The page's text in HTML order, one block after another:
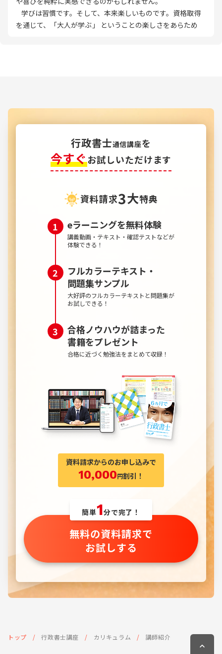
学びは習慣です。そして、本来楽しいものです。資格取得
を通じて、「大人が学ぶ」 ということの楽しさをあらため
行政書士通信講座を
今すぐお試しいただけます
資料請求3大特典
eラーニングを無料体験
講義動画・テキスト・確認テストなどが
体験できる！
フルカラーテキスト・
問題集サンプル
大好評のフルカラーテキストと問題集が
お試しできる！
合格ノウハウが詰まった
書籍をプレゼント
合格に近づく勉強法をまとめて収録！
資料請求からのお申し込みで
10,000円割引！
簡単1分で完了！
無料の資料請求で
お試しする
トップ 行政書士講座 カリキュラム 講師紹介